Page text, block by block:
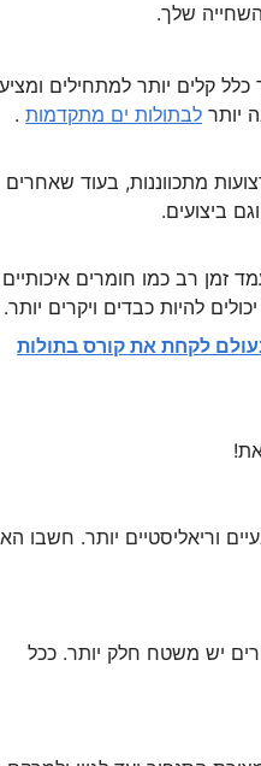
שלך.
כלל קלים יותר למתחילים
יותר לבתולות ים מתקדמות.
מתכווננות, בעוד שאחרים
ביצועים.
זמן רב כמו חומרים איכותיים
להיות כבדים ויקרים יותר.
לקחת את קורס בתולות
וריאליסטיים יותר. חשבו
יש משטח חלק יותר. ככל